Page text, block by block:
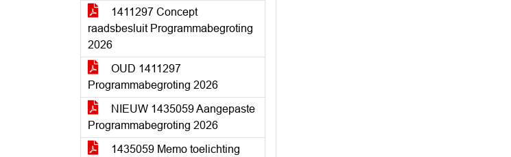
1411297 Concept
raadsbesluit Programmabegroting
2026
OUD 1411297
Programmabegroting 2026
NIEUW 1435059 Aangepaste
Programmabegroting 2026
1435059 Memo toelichting